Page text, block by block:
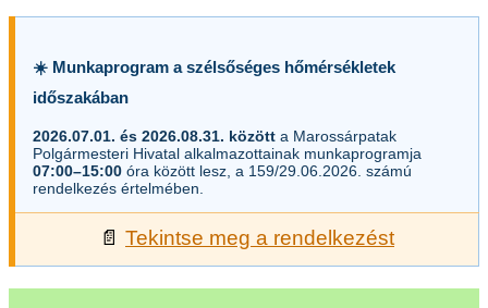
☀️ Munkaprogram a szélsőséges hőmérsékletek
időszakában
2026.07.01. és 2026.08.31. között a Marossárpatak
Polgármesteri Hivatal alkalmazottainak munkaprogramja
07:00–15:00 óra között lesz, a 159/29.06.2026. számú
rendelkezés értelmében.
📄 Tekintse meg a rendelkezést